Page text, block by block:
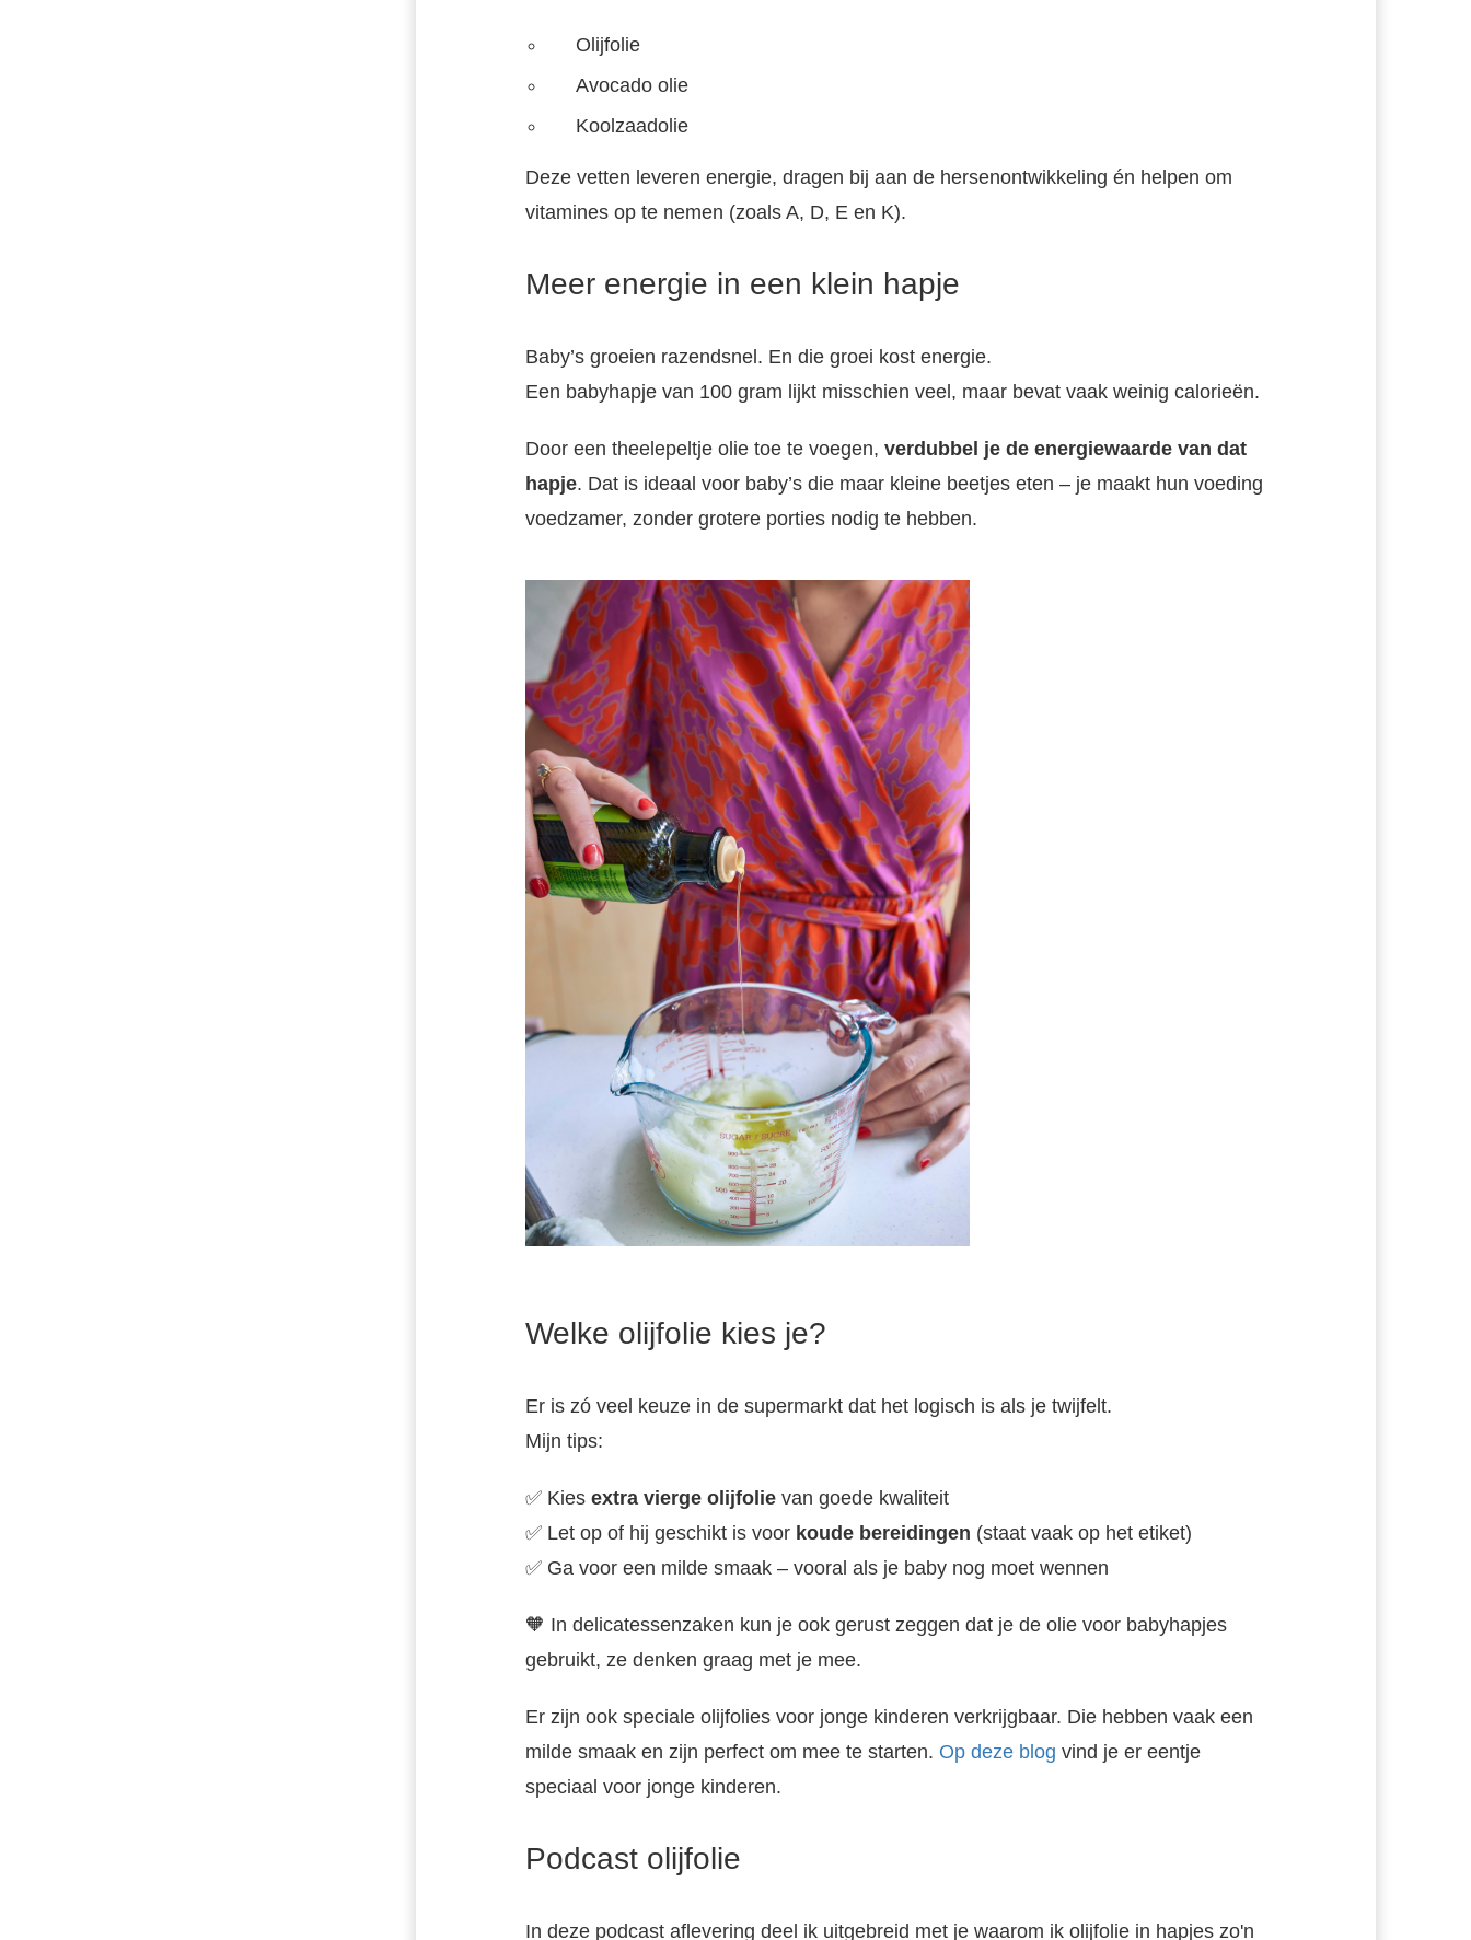
Olijfolie
Avocado olie
Koolzaadolie
Deze vetten leveren energie, dragen bij aan de hersenontwikkeling én helpen om
vitamines op te nemen (zoals A, D, E en K).
Meer energie in een klein hapje
Baby’s groeien razendsnel. En die groei kost energie.
Een babyhapje van 100 gram lijkt misschien veel, maar bevat vaak weinig calorieën.
Door een theelepeltje olie toe te voegen, verdubbel je de energiewaarde van dat
hapje. Dat is ideaal voor baby’s die maar kleine beetjes eten – je maakt hun voeding
voedzamer, zonder grotere porties nodig te hebben.
Welke olijfolie kies je?
Er is zó veel keuze in de supermarkt dat het logisch is als je twijfelt.
Mijn tips:
✅ Kies extra vierge olijfolievan goede kwaliteit
✅ Let op of hij geschikt is voor koude bereidingen (staat vaak op het etiket)
✅ Ga voor een milde smaak – vooral als je baby nog moet wennen
🧡 In delicatessenzaken kun je ook gerust zeggen dat je de olie voor babyhapjes
gebruikt, ze denken graag met je mee.
Er zijn ook speciale olijfolies voor jonge kinderen verkrijgbaar. Die hebben vaak een
milde smaak en zijn perfect om mee te starten. Op deze blog vind je er eentje
speciaal voor jonge kinderen.
Podcast olijfolie
In deze podcast aflevering deel ik uitgebreid met je waarom ik olijfolie in hapjes zo'n